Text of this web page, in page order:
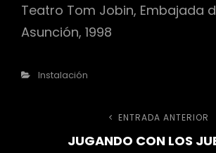
Teatro Tom Jobin, Embajada
Asunción, 1998
Categorías
Instalación
NavegaciónEntrada
anterior
ENTRADA ANTERIOR
JUGANDO CON LOS